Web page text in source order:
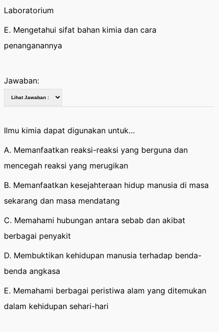
Laboratorium
E. Mengetahui sifat bahan kimia dan cara
penanganannya
Jawaban:
Ilmu kimia dapat digunakan untuk…
A. Memanfaatkan reaksi-reaksi yang berguna dan
mencegah reaksi yang merugikan
B. Memanfaatkan kesejahteraan hidup manusia di masa
sekarang dan masa mendatang
C. Memahami hubungan antara sebab dan akibat
berbagai penyakit
D. Membuktikan kehidupan manusia terhadap benda-
benda angkasa
E. Memahami berbagai peristiwa alam yang ditemukan
dalam kehidupan sehari-hari